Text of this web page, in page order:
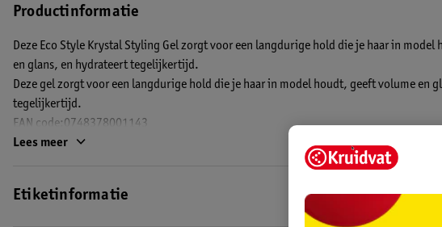
Productinformatie
Deze Eco Style Krystal Styling Gel zorgt voor een langdurige hold die je haar in model
en glans, en hydrateert tegelijkertijd.
Deze gel zorgt voor een langdurige hold die je haar in model houdt, geeft volume en
tegelijkertijd.
EAN code:0748378001143
Lees meer
Etiketinformatie